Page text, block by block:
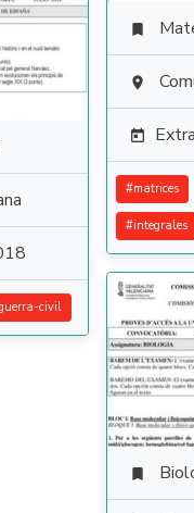



#matrices
#integrales
civil
